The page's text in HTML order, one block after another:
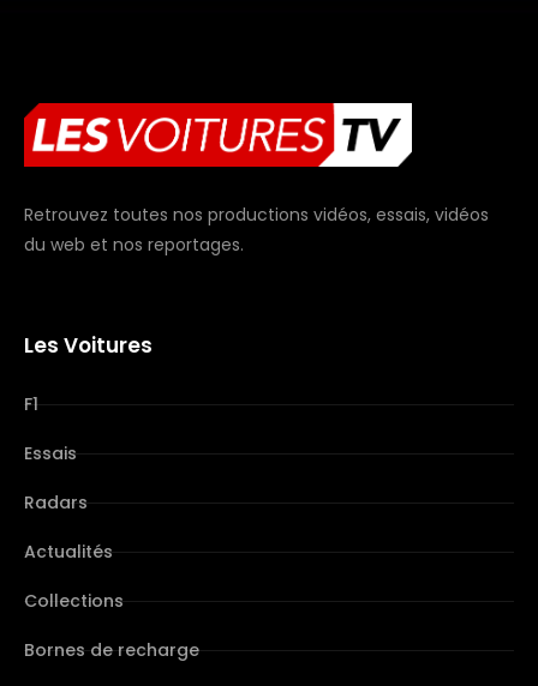
Retrouvez toutes nos productions vidéos, essais, vidéos
du web et nos reportages.
Les Voitures
F1
Essais
Radars
Actualités
Collections
Bornes de recharge